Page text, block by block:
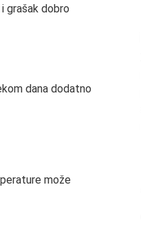
grašak dobro
dana dodatno
može